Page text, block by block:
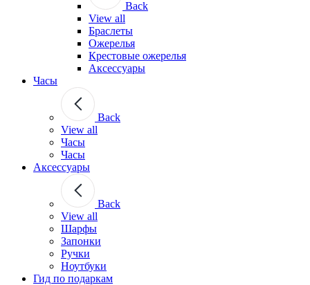
Back
View all
Браслеты
Ожерелья
Крестовые ожерелья
Аксессуары
Часы
Back
View all
Часы
Часы
Аксессуары
Back
View all
Шарфы
Запонки
Ручки
Ноутбуки
Гид по подаркам